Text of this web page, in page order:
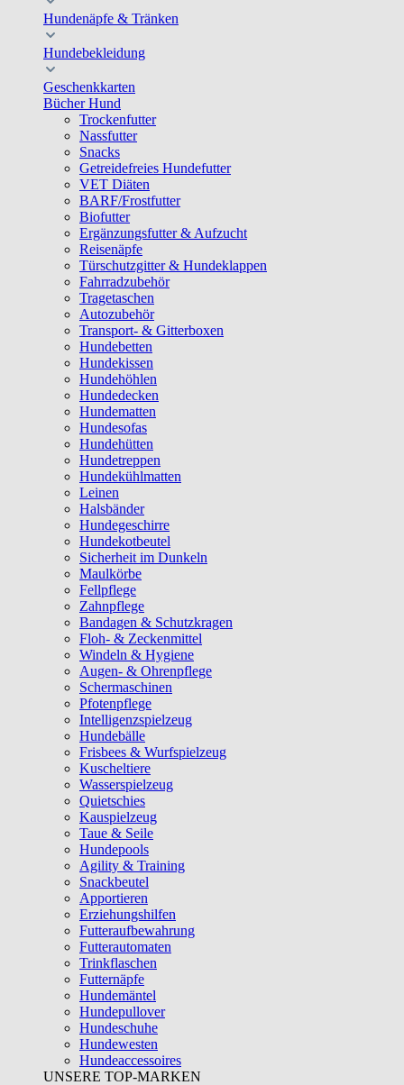
Hundenäpfe & Tränken
Hundebekleidung
Geschenkkarten
Bücher Hund
Trockenfutter
Nassfutter
Snacks
Getreidefreies Hundefutter
VET Diäten
BARF/Frostfutter
Biofutter
Ergänzungsfutter & Aufzucht
Reisenäpfe
Türschutzgitter & Hundeklappen
Fahrradzubehör
Tragetaschen
Autozubehör
Transport- & Gitterboxen
Hundebetten
Hundekissen
Hundehöhlen
Hundedecken
Hundematten
Hundesofas
Hundehütten
Hundetreppen
Hundekühlmatten
Leinen
Halsbänder
Hundegeschirre
Hundekotbeutel
Sicherheit im Dunkeln
Maulkörbe
Fellpflege
Zahnpflege
Bandagen & Schutzkragen
Floh- & Zeckenmittel
Windeln & Hygiene
Augen- & Ohrenpflege
Schermaschinen
Pfotenpflege
Intelligenzspielzeug
Hundebälle
Frisbees & Wurfspielzeug
Kuscheltiere
Wasserspielzeug
Quietschies
Kauspielzeug
Taue & Seile
Hundepools
Agility & Training
Snackbeutel
Apportieren
Erziehungshilfen
Futteraufbewahrung
Futterautomaten
Trinkflaschen
Futternäpfe
Hundemäntel
Hundepullover
Hundeschuhe
Hundewesten
Hundeaccessoires
UNSERE TOP-MARKEN